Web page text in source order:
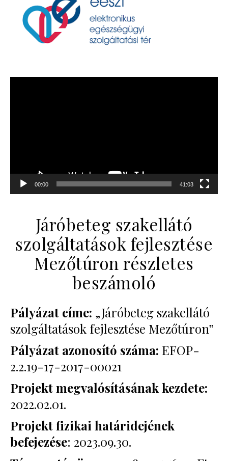
00:00 41:03
Járóbeteg szakellátó
szolgáltatások fejlesztése
Mezőtúron részletes
beszámoló
Pályázat címe: „Járóbeteg szakellátó
szolgáltatások fejlesztése Mezőtúron”
Pályázat azonosító száma: EFOP-
2.2.19-17-2017-00021
Projekt megvalósításának kezdete:
2022.02.01.
Projekt fizikai határidejének
befejezése: 2023.09.30.